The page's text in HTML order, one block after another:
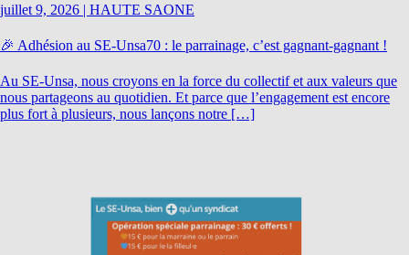
juillet 9, 2026 | HAUTE SAONE
🎉 Adhésion au SE-Unsa70 : le parrainage, c’est gagnant-gagnant !
Au SE-Unsa, nous croyons en la force du collectif et aux valeurs que
nous partageons au quotidien. Et parce que l’engagement est encore
plus fort à plusieurs, nous lançons notre […]